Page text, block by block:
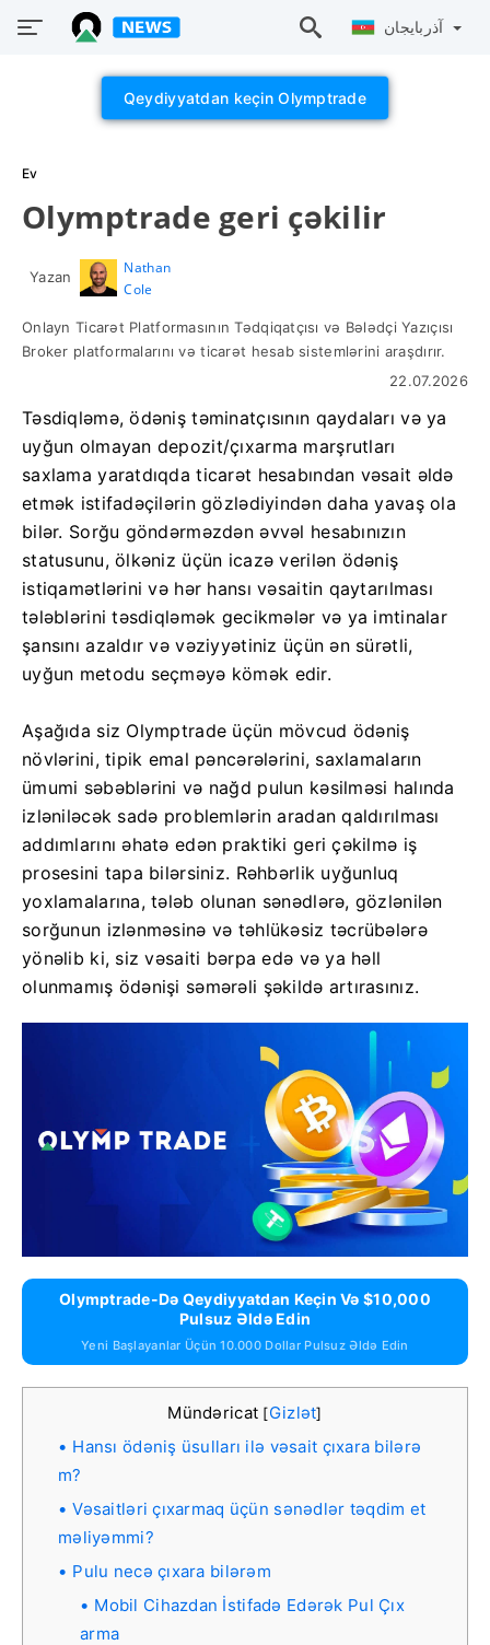
Qeydiyyatdan keçin Olymptrade
Ev
Olymptrade geri çəkilir
Yazan
Nathan
Cole
Onlayn Ticarət Platformasının Tədqiqatçısı və Bələdçi Yazıçısı
Broker platformalarını və ticarət hesab sistemlərini araşdırır.
22.07.2026
Təsdiqləmə, ödəniş təminatçısının qaydaları və ya
uyğun olmayan depozit/çıxarma marşrutları
saxlama yaratdıqda ticarət hesabından vəsait əldə
etmək istifadəçilərin gözlədiyindən daha yavaş ola
bilər. Sorğu göndərməzdən əvvəl hesabınızın
statusunu, ölkəniz üçün icazə verilən ödəniş
istiqamətlərini və hər hansı vəsaitin qaytarılması
tələblərini təsdiqləmək gecikmələr və ya imtinalar
şansını azaldır və vəziyyətiniz üçün ən sürətli,
uyğun metodu seçməyə kömək edir.
Aşağıda siz Olymptrade üçün mövcud ödəniş
növlərini, tipik emal pəncərələrini, saxlamaların
ümumi səbəblərini və nağd pulun kəsilməsi halında
izləniləcək sadə problemlərin aradan qaldırılması
addımlarını əhatə edən praktiki geri çəkilmə iş
prosesini tapa bilərsiniz. Rəhbərlik uyğunluq
yoxlamalarına, tələb olunan sənədlərə, gözlənilən
sorğunun izlənməsinə və təhlükəsiz təcrübələrə
yönəlib ki, siz vəsaiti bərpa edə və ya həll
olunmamış ödənişi səmərəli şəkildə artırasınız.
Olymptrade-Də Qeydiyyatdan Keçin Və $10,000
Pulsuz Əldə Edin
Yeni Başlayanlar Üçün 10.000 Dollar Pulsuz Əldə Edin
Mündəricat [Gizlət]
Hansı ödəniş üsulları ilə vəsait çıxara bilərə
m?
Vəsaitləri çıxarmaq üçün sənədlər təqdim et
məliyəmmi?
Pulu necə çıxara bilərəm
Mobil Cihazdan İstifadə Edərək Pul Çıx
arma